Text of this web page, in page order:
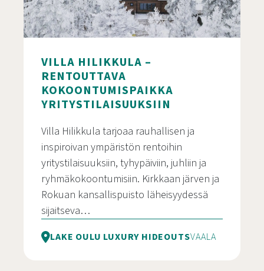
VILLA HILIKKULA –
RENTOUTTAVA
KOKOONTUMISPAIKKA
YRITYSTILAISUUKSIIN
Villa Hilikkula tarjoaa rauhallisen ja
inspiroivan ympäristön rentoihin
yritystilaisuuksiin, tyhypäiviin, juhliin ja
ryhmäkokoontumisiin. Kirkkaan järven ja
Rokuan kansallispuisto läheisyydessä
sijaitseva…
LAKE OULU LUXURY HIDEOUTSVAALA